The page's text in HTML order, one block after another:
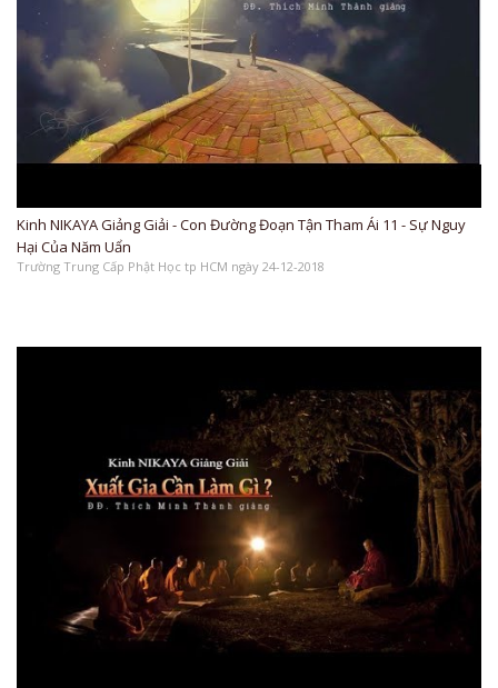
Kinh NIKAYA Giảng Giải - Con Đường Đoạn Tận Tham Ái 11 - Sự Nguy
Hại Của Năm Uẩn
Trường Trung Cấp Phật Học tp HCM ngày 24-12-2018